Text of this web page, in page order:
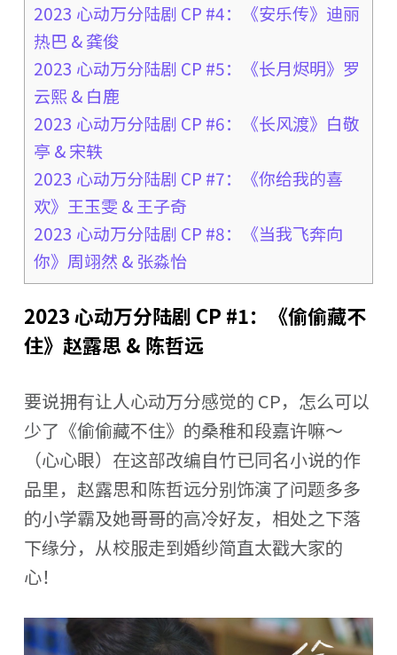
2023 心动万分陆剧 CP #4：《安乐传》迪丽
热巴 & 龚俊
2023 心动万分陆剧 CP #5：《长月烬明》罗
云熙 & 白鹿
2023 心动万分陆剧 CP #6：《长风渡》白敬
亭 & 宋轶
2023 心动万分陆剧 CP #7：《你给我的喜
欢》王玉雯 & 王子奇
2023 心动万分陆剧 CP #8：《当我飞奔向
你》周翊然 & 张淼怡
2023 心动万分陆剧 CP #1：《偷偷藏不
住》赵露思 & 陈哲远
要说拥有让人心动万分感觉的 CP，怎么可以
少了《偷偷藏不住》的桑稚和段嘉许嘛～
（心心眼）在这部改编自竹已同名小说的作
品里，赵露思和陈哲远分别饰演了问题多多
的小学霸及她哥哥的高冷好友，相处之下落
下缘分，从校服走到婚纱简直太戳大家的
心！